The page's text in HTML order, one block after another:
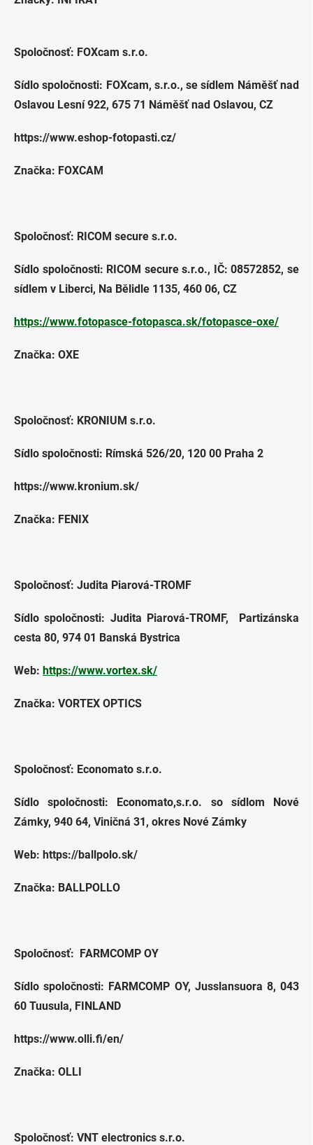
Spoločnosť: FOXcam s.r.o.
Sídlo spoločnosti: FOXcam, s.r.o., se sídlem Náměšť nad
Oslavou Lesní 922, 675 71 Náměšť nad Oslavou, CZ
https://www.eshop-fotopasti.cz/
Značka: FOXCAM
Spoločnosť: RICOM secure s.r.o.
Sídlo spoločnosti: RICOM secure s.r.o., IČ: 08572852, se
sídlem v Liberci, Na Bělidle 1135, 460 06, CZ
https://www.fotopasce-fotopasca.sk/fotopasce-oxe/
Značka: OXE
Spoločnosť: KRONIUM s.r.o.
Sídlo spoločnosti: Rímská 526/20, 120 00 Praha 2
https://www.kronium.sk/
Značka: FENIX
Spoločnosť: Judita Piarová-TROMF
Sídlo spoločnosti: Judita Piarová-TROMF, Partizánska
cesta 80, 974 01 Banská Bystrica
Web: https://www.vortex.sk/
Značka: VORTEX OPTICS
Spoločnosť: Economato s.r.o.
Sídlo spoločnosti: Economato,s.r.o. so sídlom Nové
Zámky, 940 64, Viničná 31, okres Nové Zámky
Web: https://ballpolo.sk/
Značka: BALLPOLLO
Spoločnosť: FARMCOMP OY
Sídlo spoločnosti: FARMCOMP OY, Jusslansuora 8, 043
60 Tuusula, FINLAND
https://www.olli.fi/en/
Značka: OLLI
Spoločnosť: VNT electronics s.r.o.